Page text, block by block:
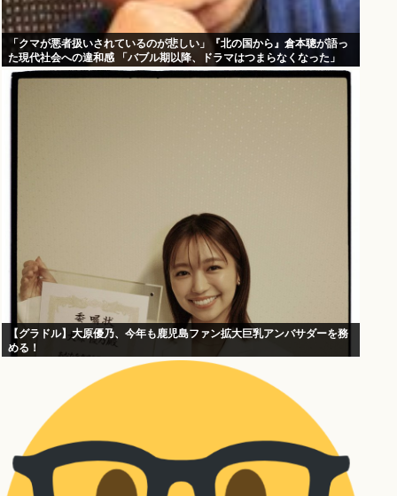
「クマが悪者扱いされているのが悲しい」『北の国から』倉本聰が語っ
た現代社会への違和感 「バブル期以降、ドラマはつまらなくなった」
【グラドル】大原優乃、今年も鹿児島ファン拡大巨乳アンバサダーを務
める！